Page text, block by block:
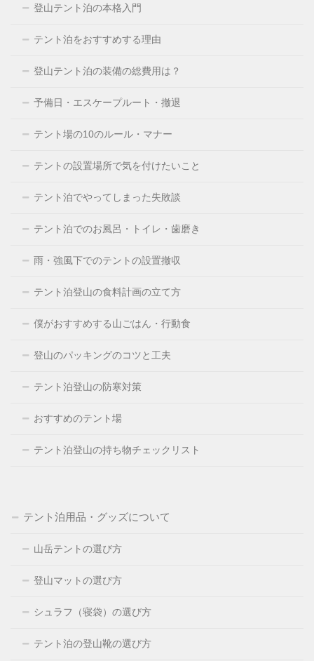
登山テント泊の本格入門
テント泊をおすすめする理由
登山テント泊の装備の総費用は？
予備日・エスケープルート・撤退
テント場の10のルール・マナー
テントの設置場所で気を付けたいこと
テント泊でやってしまった失敗談
テント泊でのお風呂・トイレ・歯磨き
雨・強風下でのテントの設置撤収
テント泊登山の食料計画の立て方
僕がおすすめする山ごはん・行動食
登山のパッキングのコツと工夫
テント泊登山の防寒対策
おすすめのテント場
テント泊登山の持ち物チェックリスト
テント泊用品・グッズについて
山岳テントの選び方
登山マットの選び方
シュラフ（寝袋）の選び方
テント泊の登山靴の選び方